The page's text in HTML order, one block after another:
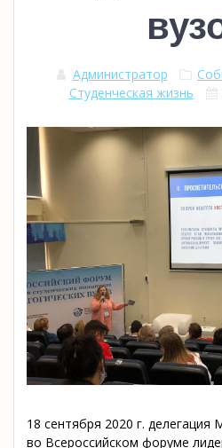
Администратор
Студенческая жизнь
18 сентября 2020 г.
во Всероссийском форуме